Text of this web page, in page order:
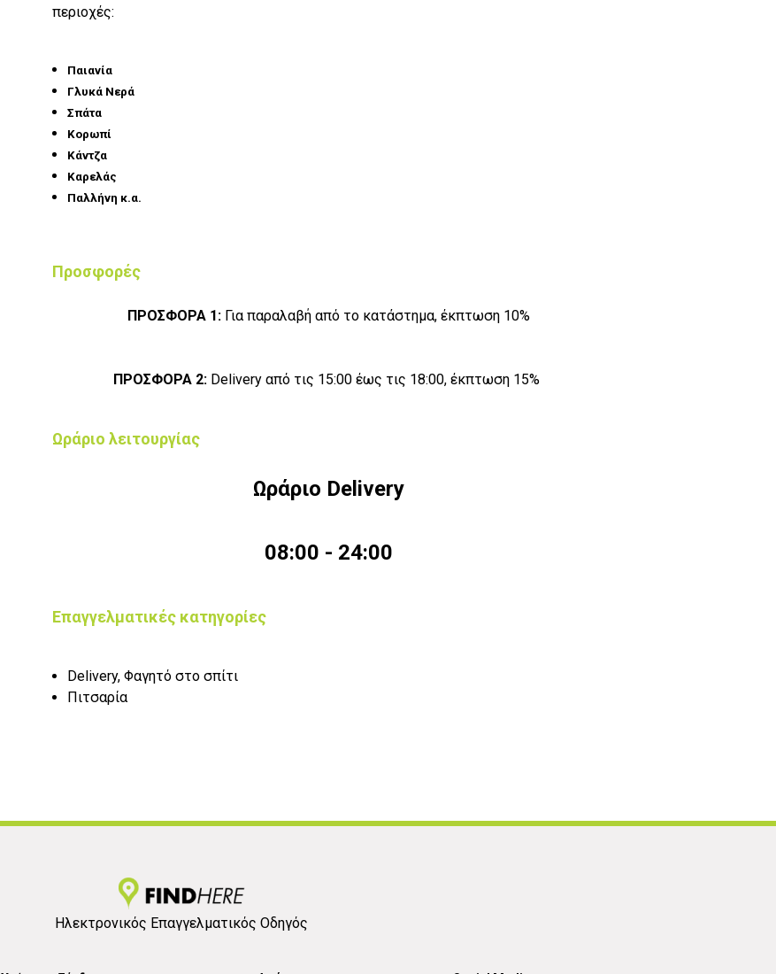
περιοχές:
Παιανία
Γλυκά Νερά
Σπάτα
Κορωπί
Κάντζα
Καρελάς
Παλλήνη κ.α.
Προσφορές
ΠΡΟΣΦΟΡΑ 1: Για παραλαβή από το κατάστημα, έκπτωση 10%
ΠΡΟΣΦΟΡΑ 2: Delivery από τις 15:00 έως τις 18:00, έκπτωση 15%
Ωράριο λειτουργίας
Ωράριο Delivery
08:00 - 24:00
Επαγγελματικές κατηγορίες
Delivery, Φαγητό στο σπίτι
Πιτσαρία
Ηλεκτρονικός Επαγγελματικός Οδηγός